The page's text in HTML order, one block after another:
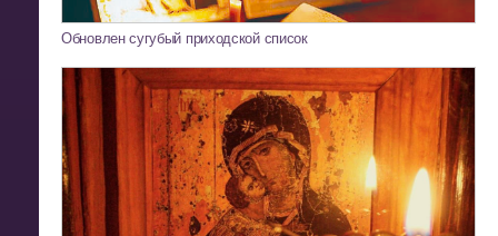
Обновлен сугубый приходской список